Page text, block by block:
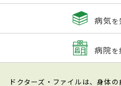
病気を
病院を
ドクターズ・ファイルは、身体